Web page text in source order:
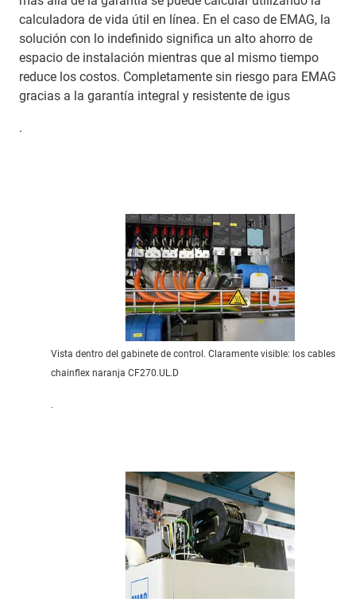
calculadora de vida útil en línea. En el caso de EMAG, la
solución con lo indefinido significa un alto ahorro de
espacio de instalación mientras que al mismo tiempo
reduce los costos. Completamente sin riesgo para EMAG
gracias a la garantía integral y resistente de igus
.
Vista dentro del gabinete de control. Claramente visible: los cables
chainflex naranja CF270.UL.D
.